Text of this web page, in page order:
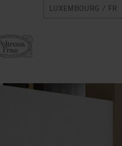
LUXEMBOURG / FR